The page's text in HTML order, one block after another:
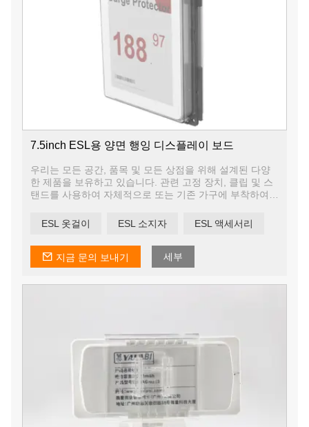
7.5inch ESL용 양면 행잉 디스플레이 보드
우리는 모든 공간, 품목 및 모든 상점을 위해 설계된 다양
한 제품을 보유하고 있습니다. 관련 고정 장치, 클립 및 스
탠드를 사용하여 자체적으로 또는 기존 가구에 부착하여
ESL 옷걸이
ESL 소지자 ESL 액세서리
지금 문의 보내기 세부